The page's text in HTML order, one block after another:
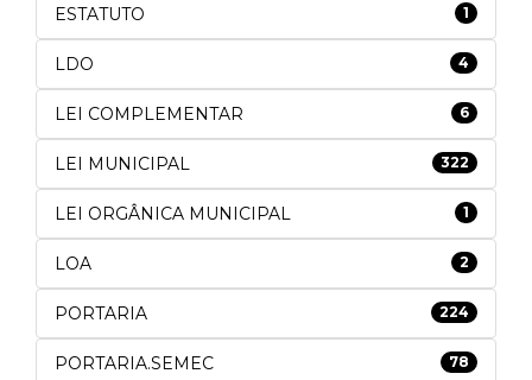
ESTATUTO 1
LDO 4
LEI COMPLEMENTAR 6
LEI MUNICIPAL 322
LEI ORGÂNICA MUNICIPAL 1
LOA 2
PORTARIA 224
PORTARIA.SEMEC 78